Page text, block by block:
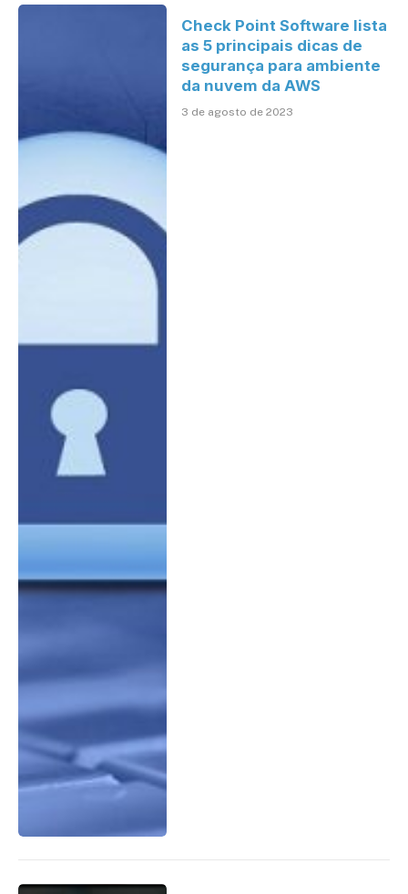
Check Point Software lista
as 5 principais dicas de
segurança para ambiente
da nuvem da AWS
3 de agosto de 2023